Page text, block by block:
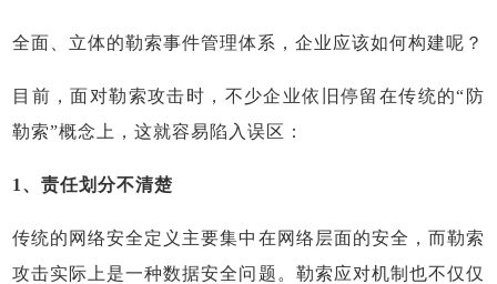
全面、立体的勒索事件管理体系，企业应该如何构建呢？
目前，面对勒索攻击时，不少企业依旧停留在传统的“防
勒索”概念上，这就容易陷入误区：
1、责任划分不清楚
传统的网络安全定义主要集中在网络层面的安全，而勒索
攻击实际上是一种数据安全问题。勒索应对机制也不仅仅